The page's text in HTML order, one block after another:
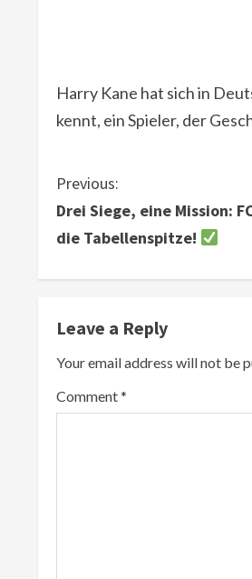
Harry Kane hat sich in
kennt, ein Spieler, der
C
o
i
n
u
Previous:
Drei Siege, eine Mission:
die Tabellenspitze!
Leave a Reply
Your email address will not be
Comment*